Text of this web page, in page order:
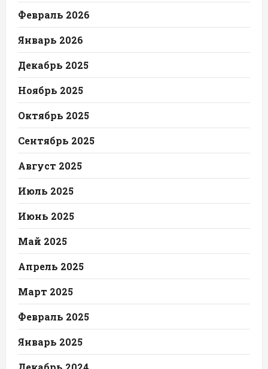
Февраль 2026
Январь 2026
Декабрь 2025
Ноябрь 2025
Октябрь 2025
Сентябрь 2025
Август 2025
Июль 2025
Июнь 2025
Май 2025
Апрель 2025
Март 2025
Февраль 2025
Январь 2025